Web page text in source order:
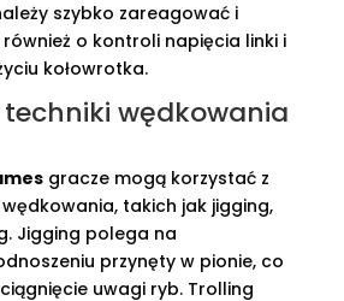
szybko zareagować i
również o kontroli napięcia linki i
kołowrotka.
wędkowania
gracze mogą korzystać z
takich jak jigging,
Jigging polega na
przynęty w pionie, co
uwagi ryb. Trolling